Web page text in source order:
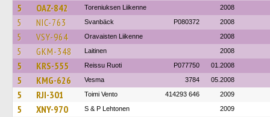
5 OAZ-842 Toreniuksen Liikenne 2008
5 NIC-763 Svanbäck P080372 2008
5 VSY-964 Oravaisten Liikenne 2008
5 GKM-348 Laitinen 2008
5 KRS-555 Reissu Ruoti P077750 01.2008
5 KMG-626 Vesma 3784 05.2008
5 RJI-301 Toimi Vento 414293 646 2009
5 XNY-970 S & P Lehtonen 2009